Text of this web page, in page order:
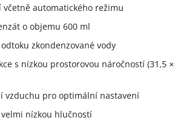
automatického režimu
o objemu 600 ml
zkondenzované vody
s nízkou prostorovou náročností (31,5 ×
vzduchu pro optimální nastavení
nízkou hlučností